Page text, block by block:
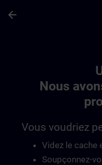
arrow_back
Nous
Vous voudriez
Videz le cache
Soupçonnez-